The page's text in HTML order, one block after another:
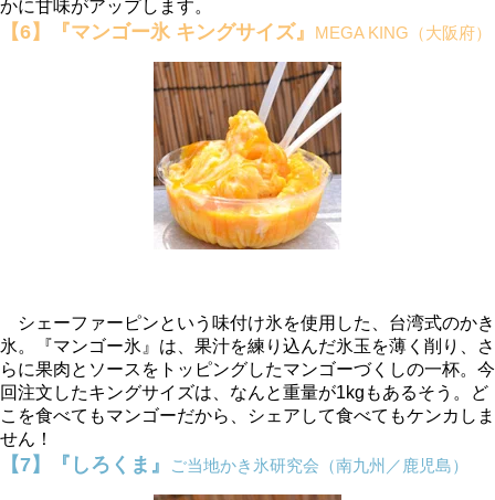
かに甘味がアップします。
【6】『マンゴー氷 キングサイズ』 MEGA KING（大阪府）
シェーファーピンという味付け氷を使用した、台湾式のかき
氷。『マンゴー氷』は、果汁を練り込んだ氷玉を薄く削り、さ
らに果肉とソースをトッピングしたマンゴーづくしの一杯。今
回注文したキングサイズは、なんと重量が1kgもあるそう。ど
こを食べてもマンゴーだから、シェアして食べてもケンカしま
せん！
【7】『しろくま』 ご当地かき氷研究会（南九州／鹿児島）